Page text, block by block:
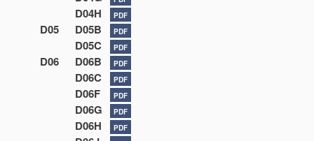
D04H PDF
D05 D05B PDF
D05C PDF
D06 D06B PDF
D06C PDF
D06F PDF
D06G PDF
D06H PDF